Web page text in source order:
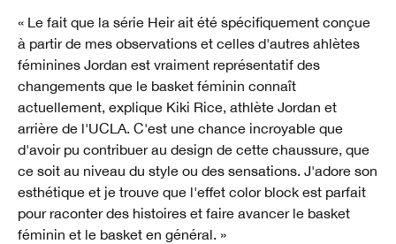
« Le fait que la série Heir ait été spécifiquement conçue
à partir de mes observations et celles d'autres ahlètes
féminines Jordan est vraiment représentatif des
changements que le basket féminin connaît
actuellement, explique Kiki Rice, athlète Jordan et
arrière de l'UCLA. C'est une chance incroyable que
d'avoir pu contribuer au design de cette chaussure, que
ce soit au niveau du style ou des sensations. J'adore son
esthétique et je trouve que l'effet color block est parfait
pour raconter des histoires et faire avancer le basket
féminin et le basket en général. »